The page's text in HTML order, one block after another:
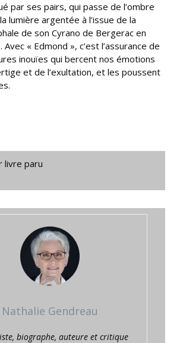
par ses pairs, qui passe de l’ombre
lumière argentée à l’issue de la
de son Cyrano de Bergerac en
« Edmond », c’est l’assurance de
inouïes qui bercent nos émotions
et de l’exultation, et les poussent
livre paru
Nathalie Gendreau
biographe, auteure et critique